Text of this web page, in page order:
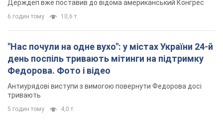
Держдеп вже поставив до відома американський Конгрес
6 годин тому 10,6 т.
"Нас почули на одне вухо": у містах України 24-й
день поспіль тривають мітинги на підтримку
Федорова. Фото і відео
Антиурядові виступи з вимогою повернути Федорова досі
тривають
5 годин тому 4,0 т.